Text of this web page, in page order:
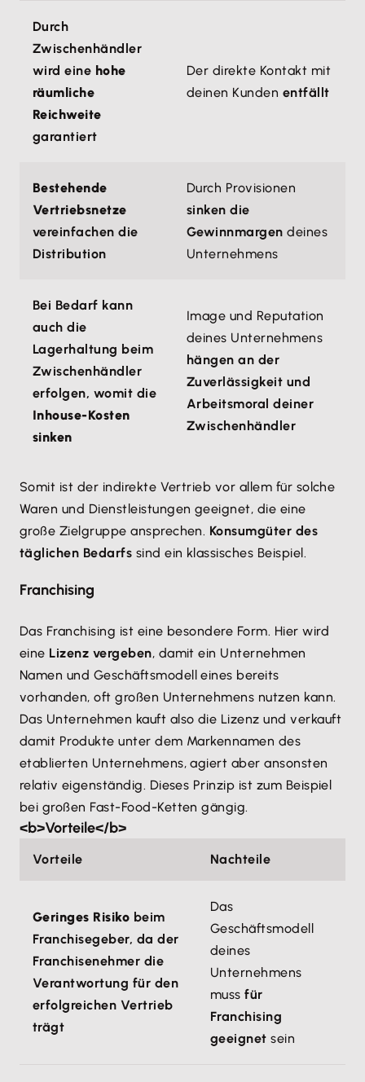
Durch
Zwischenhändler
wird eine hohe
räumliche
Reichweite
garantiert
Der direkte Kontakt mit
deinen Kunden entfällt
Bestehende
Vertriebsnetze
vereinfachen die
Distribution
Durch Provisionen
sinken die
Gewinnmargen deines
Unternehmens
Bei Bedarf kann
auch die
Lagerhaltung beim
Zwischenhändler
erfolgen, womit die
Inhouse-Kosten
sinken
Image und Reputation
deines Unternehmens
hängen an der
Zuverlässigkeit und
Arbeitsmoral deiner
Zwischenhändler
Somit ist der indirekte Vertrieb vor allem für solche
Waren und Dienstleistungen geeignet, die eine
große Zielgruppe ansprechen. Konsumgüter des
täglichen Bedarfs sind ein klassisches Beispiel.
Franchising
Das Franchising ist eine besondere Form. Hier wird
eine Lizenz vergeben, damit ein Unternehmen
Namen und Geschäftsmodell eines bereits
vorhanden, oft großen Unternehmens nutzen kann.
Das Unternehmen kauft also die Lizenz und verkauft
damit Produkte unter dem Markennamen des
etablierten Unternehmens, agiert aber ansonsten
relativ eigenständig. Dieses Prinzip ist zum Beispiel
bei großen Fast-Food-Ketten gängig.
<b>Vorteile</b>
Vorteile Nachteile
Geringes Risiko beim
Franchisegeber, da der
Franchisenehmer die
Verantwortung für den
erfolgreichen Vertrieb
trägt
Das
Geschäftsmodell
deines
Unternehmens
mussfür
Franchising
geeignet sein